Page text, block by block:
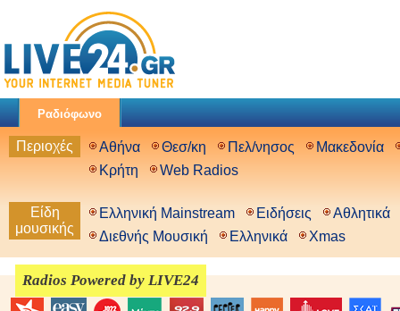
Ραδιόφωνο
Περιοχές Αθήνα Θεσ/κη Πελ/νησος
Μακεδονία
Κρήτη
Web Radios
Είδη
μουσικής
Ελληνική Mainstream Ειδήσεις
Αθλητικά
Διεθνής Μουσική
Ελληνικά Xmas
Radios Powered by LIVE24